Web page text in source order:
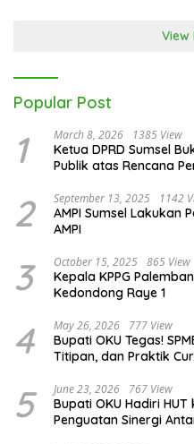
View
Popular Post
1 March 8, 2026 1385 View
Ketua DPRD Sumsel
Publik atas Rencana
2 September 13, 2025 1142
AMPI Sumsel Lakukan
AMPI
3 October 15, 2025 865 View
Kepala KPPG
Kedondong Raye 1
4 May 26, 2026 777 View
Bupati OKU Tegas!
Titipan, dan Praktik
5 June 23, 2026 767 View
Bupati OKU Hadiri
Penguatan Sinergi